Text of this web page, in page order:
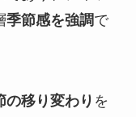
季節感を強調で
の移り変わり を